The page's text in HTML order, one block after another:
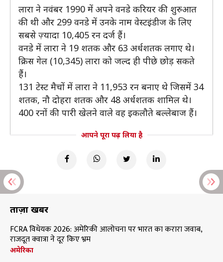
लारा ने नवंबर 1990 में अपने वनडे करियर की शुरुआत
की थी और 299 वनडे में उनके नाम वेस्टइंडीज के लिए
सबसे ज़्यादा 10,405 रन दर्ज हैं।
वनडे में लारा ने 19 शतक और 63 अर्धशतक लगाए थे।
क्रिस गेल (10,345) लारा को जल्द ही पीछे छोड़ सकते
हैं।
131 टेस्ट मैचों में लारा ने 11,953 रन बनाए थे जिसमें 34
शतक, नौ दोहरा शतक और 48 अर्धशतक शामिल थे।
400 रनों की पारी खेलने वाले वह इकलौते बल्लेबाज हैं।
आपने पूरा पढ़ लिया है
ताज़ा खबरें
FCRA विधेयक 2026: अमेरिकी आलोचना पर भारत का करारा जवाब,
राजदूत क्वात्रा ने दूर किए भ्रम
अमेरिका